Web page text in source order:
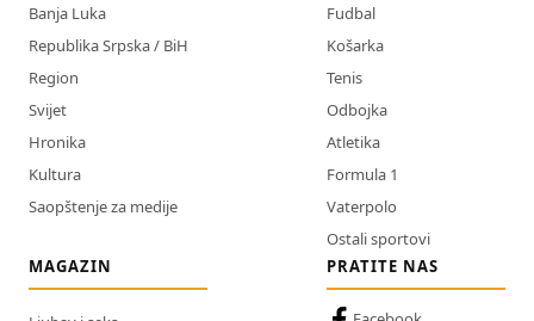
Banja Luka
Republika Srpska / BiH
Region
Svijet
Hronika
Kultura
Saopštenje za medije
Fudbal
Košarka
Tenis
Odbojka
Atletika
Formula 1
Vaterpolo
Ostali sportovi
MAGAZIN
PRATITE NAS